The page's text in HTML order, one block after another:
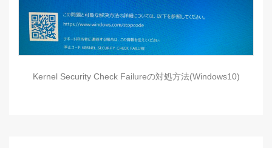
Kernel Security Check Failureの対処方法(Windows10)